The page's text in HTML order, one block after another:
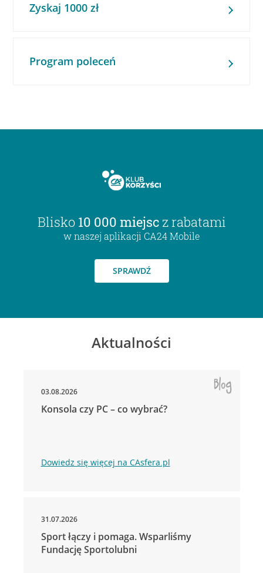
Zyskaj 1000 zł
Program poleceń
Blisko 10 000 miejsc z rabatami
w naszej aplikacji CA24 Mobile
SPRAWDŹ
Aktualności
03.08.2026
Konsola czy PC – co wybrać?
Dowiedz się więcej na CAsfera.pl
31.07.2026
Sport łączy i pomaga. Wsparliśmy
Fundację Sportolubni